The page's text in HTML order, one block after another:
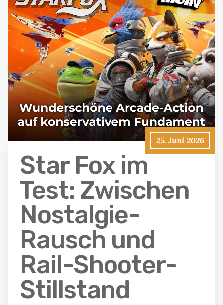
25. Juni 2026
Star Fox im
Test: Zwischen
Nostalgie-
Rausch und
Rail-Shooter-
Stillstand